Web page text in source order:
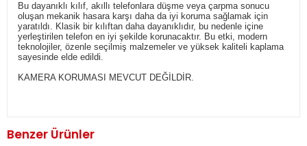
Bu dayanıklı kılıf, akıllı telefonlara düşme veya çarpma sonucu
oluşan mekanik hasara karşı daha da iyi koruma sağlamak için
yaratıldı. Klasik bir kılıftan daha dayanıklıdır, bu nedenle içine
yerleştirilen telefon en iyi şekilde korunacaktır. Bu etki, modern
teknolojiler, özenle seçilmiş malzemeler ve yüksek kaliteli kaplama
sayesinde elde edildi.
KAMERA KORUMASI MEVCUT DEĞİLDİR.
Benzer Ürünler